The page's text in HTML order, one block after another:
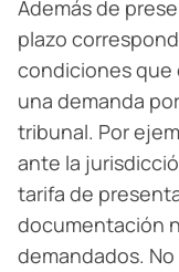
Además de
plazo
condiciones que
una demanda
tribunal. Por
ante la
tarifa de
documentación
demandados.